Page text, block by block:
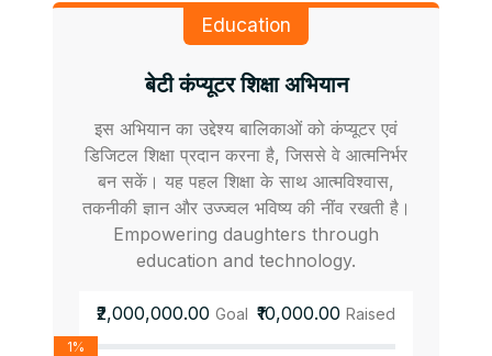
Education
बेटी कंप्यूटर शिक्षा अभियान
इस अभियान का उद्देश्य बालिकाओं को कंप्यूटर एवं
डिजिटल शिक्षा प्रदान करना है, जिससे वे आत्मनिर्भर
बन सकें। यह पहल शिक्षा के साथ आत्मविश्वास,
तकनीकी ज्ञान और उज्ज्वल भविष्य की नींव रखती है।
Empowering daughters through
education and technology.
₹2,000,000.00 Goal ₹10,000.00 Raised
1%